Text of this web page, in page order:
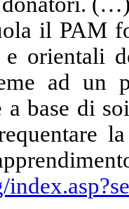
il PAM
e orientali
ad un
a base di